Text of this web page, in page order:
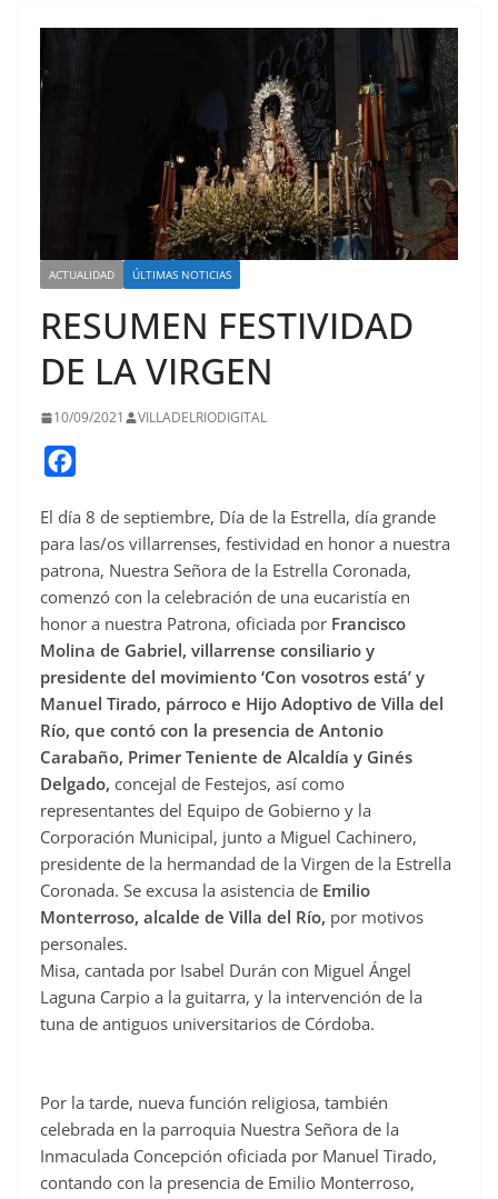
ACTUALIDAD ÚLTIMAS NOTICIAS
RESUMEN FESTIVIDAD
DE LA VIRGEN
10/09/2021 VILLADELRIODIGITAL
c
e
o
o
k
El día 8 de septiembre, Día de la Estrella, día grande
para las/os villarrenses, festividad en honor a nuestra
patrona, Nuestra Señora de la Estrella Coronada,
comenzó con la celebración de una eucaristía en
honor a nuestra Patrona, oficiada por Francisco
Molina de Gabriel, villarrense consiliario y
presidente del movimiento ‘Con vosotros está’ y
Manuel Tirado, párroco e Hijo Adoptivo de Villa del
Río, que contó con la presencia de Antonio
Carabaño, Primer Teniente de Alcaldía y Ginés
Delgado, concejal de Festejos, así como
representantes del Equipo de Gobierno y la
Corporación Municipal, junto a Miguel Cachinero,
presidente de la hermandad de la Virgen de la Estrella
Coronada. Se excusa la asistencia de Emilio
Monterroso, alcalde de Villa del Río, por motivos
personales.
Misa, cantada por Isabel Durán con Miguel Ángel
Laguna Carpio a la guitarra, y la intervención de la
tuna de antiguos universitarios de Córdoba.
Por la tarde, nueva función religiosa, también
celebrada en la parroquia Nuestra Señora de la
Inmaculada Concepción oficiada por Manuel Tirado,
contando con la presencia de Emilio Monterroso,